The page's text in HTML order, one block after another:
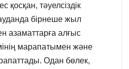
қосқан, тәуелсіздік
бірнеше жыл
азаматтарға алғыс
марапатымен және
Одан бөлек,